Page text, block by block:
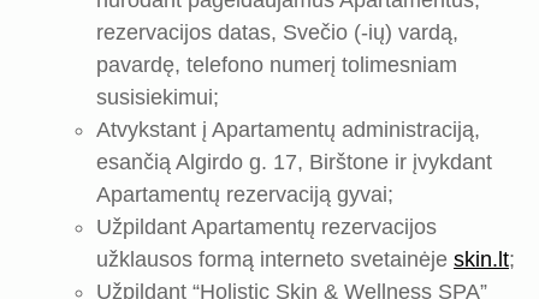
rezervacijos datas, Svečio (-ių) vardą,
pavardę, telefono numerį tolimesniam
susisiekimui;
Atvykstant į Apartamentų administraciją,
esančią Algirdo g. 17, Birštone ir įvykdant
Apartamentų rezervaciją gyvai;
Užpildant Apartamentų rezervacijos
užklausos formą interneto svetainėje skin.lt;
Užpildant “Holistic Skin & Wellness SPA”